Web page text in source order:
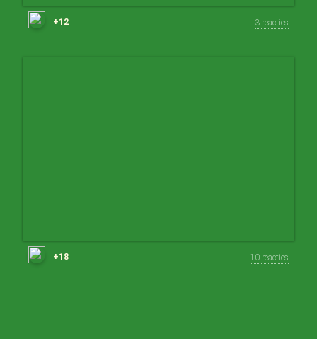
+12 3 reacties
+18 10 reacties